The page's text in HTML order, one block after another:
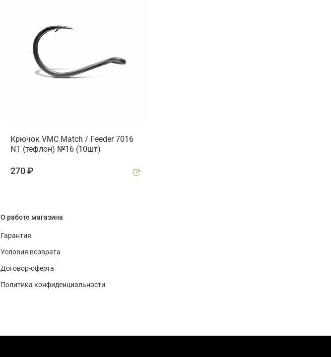
Крючок VMC Match / Feeder 7016
NT (тефлон) №16 (10шт)
270 ₽
О работе магазина
Гарантия
Условия возврата
Договор-оферта
Политика конфиденциальности